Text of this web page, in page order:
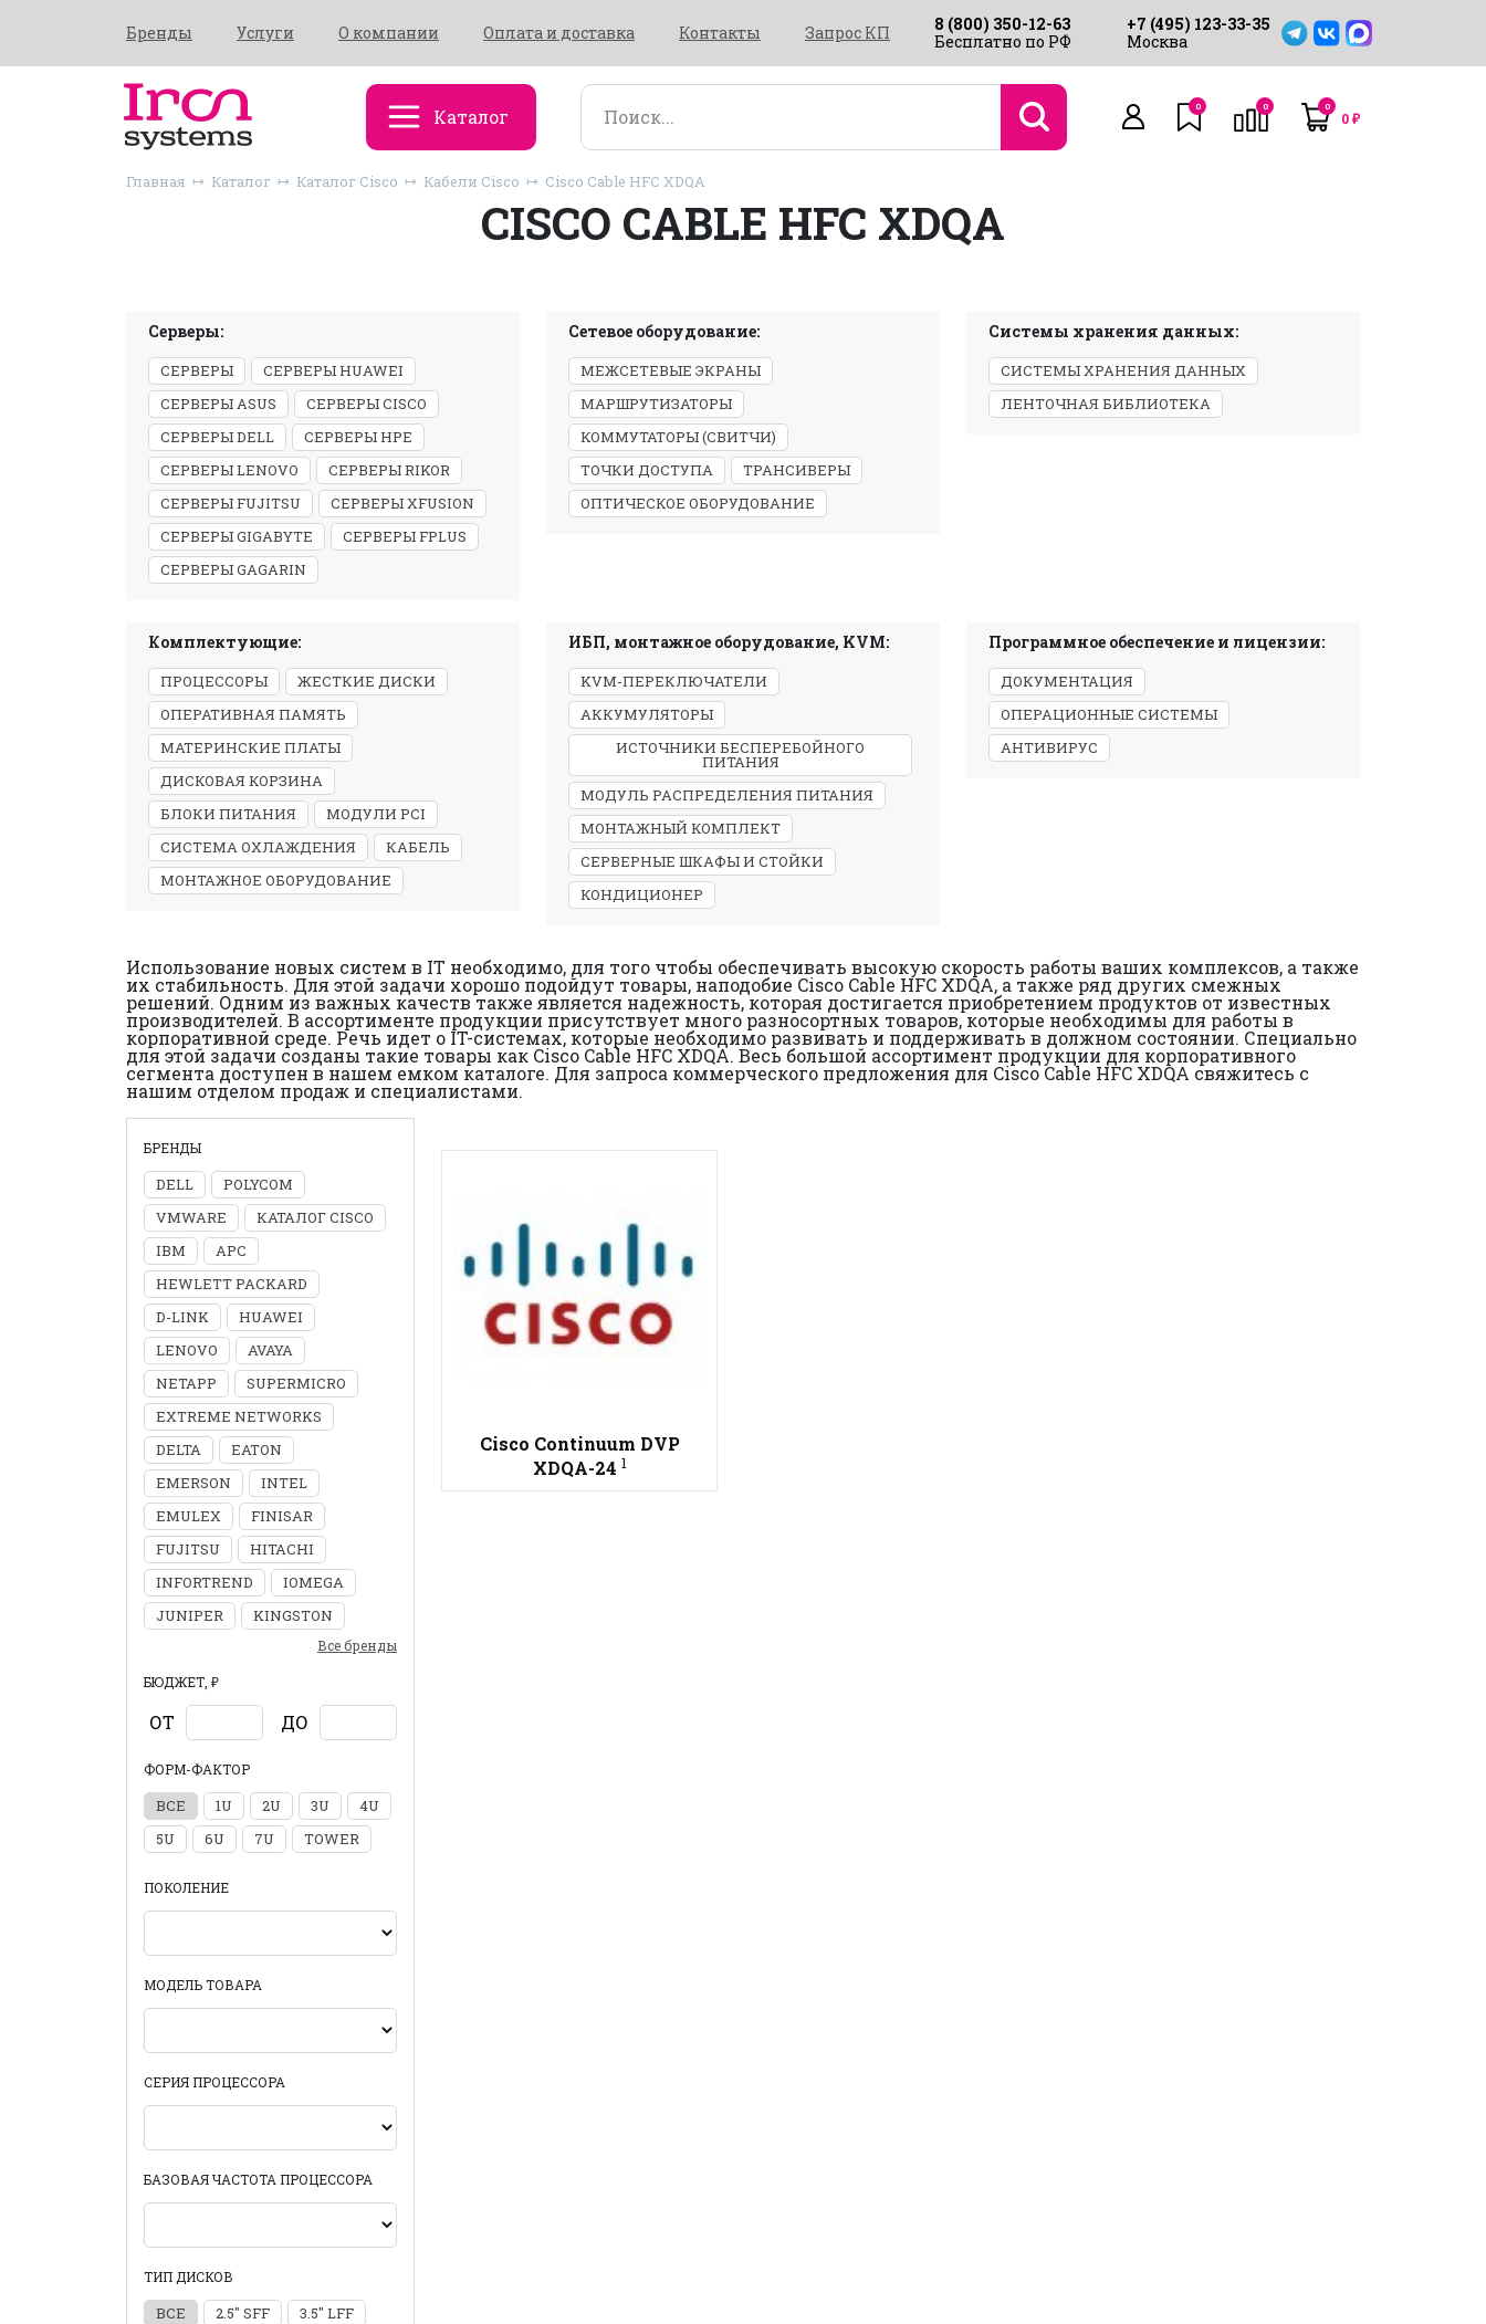
Бренды Услуги О компании Оплата и доставка Контакты Запрос КП
8 (800) 350-12-63
Бесплатно по РФ
+7 (495) 123-33-35
Москва
Каталог 0 0 0
0₽
Главная Каталог Каталог Cisco Кабели Cisco Cisco Cable HFC XDQA
CISCO CABLE HFC XDQA
Серверы:
СЕРВЕРЫ
СЕРВЕРЫ HUAWEI
СЕРВЕРЫ ASUS
СЕРВЕРЫ CISCO
СЕРВЕРЫ DELL
СЕРВЕРЫ HPE
СЕРВЕРЫ LENOVO
СЕРВЕРЫ RIKOR
СЕРВЕРЫ FUJITSU
СЕРВЕРЫ XFUSION
СЕРВЕРЫ GIGABYTE
СЕРВЕРЫ FPLUS
СЕРВЕРЫ GAGARIN
Сетевое оборудование:
МЕЖСЕТЕВЫЕ ЭКРАНЫ
МАРШРУТИЗАТОРЫ
КОММУТАТОРЫ (СВИТЧИ)
ТОЧКИ ДОСТУПА
ТРАНСИВЕРЫ
ОПТИЧЕСКОЕ ОБОРУДОВАНИЕ
Системы хранения данных:
СИСТЕМЫ ХРАНЕНИЯ ДАННЫХ
ЛЕНТОЧНАЯ БИБЛИОТЕКА
Комплектующие:
ПРОЦЕССОРЫ
ЖЕСТКИЕ ДИСКИ
ОПЕРАТИВНАЯ ПАМЯТЬ
МАТЕРИНСКИЕ ПЛАТЫ
ДИСКОВАЯ КОРЗИНА
БЛОКИ ПИТАНИЯ
МОДУЛИ PCI
СИСТЕМА ОХЛАЖДЕНИЯ
КАБЕЛЬ
МОНТАЖНОЕ ОБОРУДОВАНИЕ
ИБП, монтажное оборудование, KVM:
KVM-ПЕРЕКЛЮЧАТЕЛИ
АККУМУЛЯТОРЫ
ИСТОЧНИКИ БЕСПЕРЕБОЙНОГО
ПИТАНИЯ
МОДУЛЬ РАСПРЕДЕЛЕНИЯ ПИТАНИЯ
МОНТАЖНЫЙ КОМПЛЕКТ
СЕРВЕРНЫЕ ШКАФЫ И СТОЙКИ
КОНДИЦИОНЕР
Программное обеспечение и лицензии:
ДОКУМЕНТАЦИЯ
ОПЕРАЦИОННЫЕ СИСТЕМЫ
АНТИВИРУС
Использование новых систем в IT необходимо, для того чтобы обеспечивать высокую скорость работы ваших комплексов, а также
их стабильность. Для этой задачи хорошо подойдут товары, наподобие Cisco Cable HFC XDQA, а также ряд других смежных
решений. Одним из важных качеств также является надежность, которая достигается приобретением продуктов от известных
производителей. В ассортименте продукции присутствует много разносортных товаров, которые необходимы для работы в
корпоративной среде. Речь идет о IT-системах, которые необходимо развивать и поддерживать в должном состоянии. Специально
для этой задачи созданы такие товары как Cisco Cable HFC XDQA. Весь большой ассортимент продукции для корпоративного
сегмента доступен в нашем емком каталоге. Для запроса коммерческого предложения для Cisco Cable HFC XDQA свяжитесь с
нашим отделом продаж и специалистами.
БРЕНДЫ
DELL
POLYCOM
VMWARE
КАТАЛОГ CISCO
IBM
APC
HEWLETT PACKARD
D-LINK
HUAWEI
LENOVO
AVAYA
NETAPP
SUPERMICRO
EXTREME NETWORKS
DELTA
EATON
EMERSON
INTEL
EMULEX
FINISAR
FUJITSU
HITACHI
INFORTREND
IOMEGA
JUNIPER
KINGSTON
Все бренды
БЮДЖЕТ, ₽
ОТ ДО
ФОРМ-ФАКТОР
ВСЕ 1U 2U 3U
4U
5U
6U 7U TOWER
ПОКОЛЕНИЕ
МОДЕЛЬ ТОВАРА
СЕРИЯ ПРОЦЕССОРА
БАЗОВАЯ ЧАСТОТА ПРОЦЕССОРА
ТИП ДИСКОВ
ВСЕ 2.5" SFF 3.5" LFF
Cisco Continuum DVP
XDQA-24 1